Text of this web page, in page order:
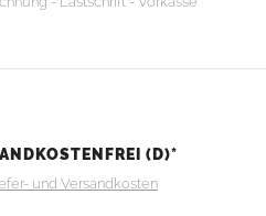
(D)*
und Versandkosten